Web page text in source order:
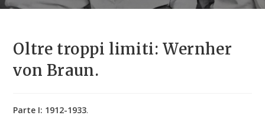
Oltre troppi limiti: Wernher
von Braun.
Parte I: 1912-1933.